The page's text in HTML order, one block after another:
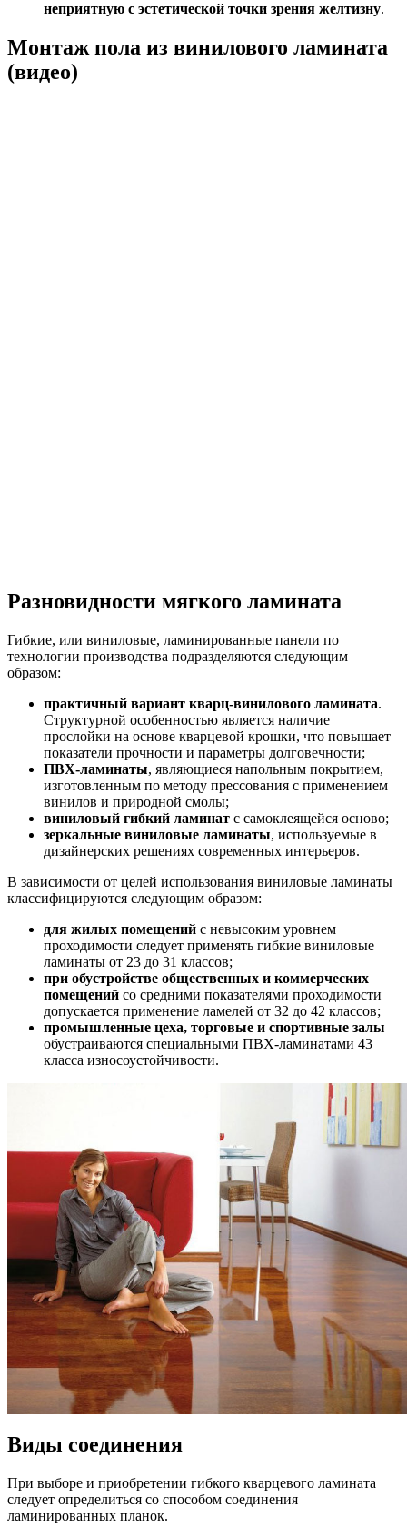
неприятную с эстетической точки зрения желтизну.
Монтаж пола из винилового ламината
(видео)
Разновидности мягкого ламината
Гибкие, или виниловые, ламинированные панели по
технологии производства подразделяются следующим
образом:
практичный вариант кварц-винилового ламината.
Структурной особенностью является наличие
прослойки на основе кварцевой крошки, что повышает
показатели прочности и параметры долговечности;
ПВХ-ламинаты, являющиеся напольным покрытием,
изготовленным по методу прессования с применением
винилов и природной смолы;
виниловый гибкий ламинат с самоклеящейся осново;
зеркальные виниловые ламинаты, используемые в
дизайнерских решениях современных интерьеров.
В зависимости от целей использования виниловые ламинаты
классифицируются следующим образом:
для жилых помещений с невысоким уровнем
проходимости следует применять гибкие виниловые
ламинаты от 23 до 31 классов;
при обустройстве общественных и коммерческих
помещений со средними показателями проходимости
допускается применение ламелей от 32 до 42 классов;
промышленные цеха, торговые и спортивные залы
обустраиваются специальными ПВХ-ламинатами 43
класса износоустойчивости.
Виды соединения
При выборе и приобретении гибкого кварцевого ламината
следует определиться со способом соединения
ламинированных планок.